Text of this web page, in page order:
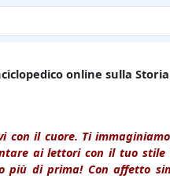
online sulla Storia
con il cuore. Ti
ai lettori con il tuo stile
più di prima! Con affetto